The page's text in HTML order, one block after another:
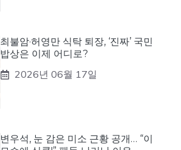
최불암·허영만 식탁 퇴장, ‘진짜’ 국민
밥상은 이제 어디로?
2026년 06월 17일
변우석, 눈 감은 미소 근황 공개… “이